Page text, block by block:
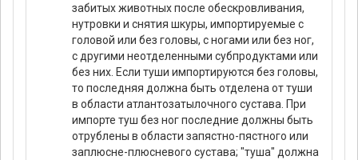
забитых животных после обескровливания,
нутровки и снятия шкуры, импортируемые с
головой или без головы, с ногами или без ног,
с другими неотделенными субпродуктами или
без них. Если туши импортируются без головы,
то последняя должна быть отделена от туши
в области атлантозатылочного сустава. При
импорте туш без ног последние должны быть
отрублены в области запястно-пястного или
заплюсне-плюсневого сустава; "туша" должна